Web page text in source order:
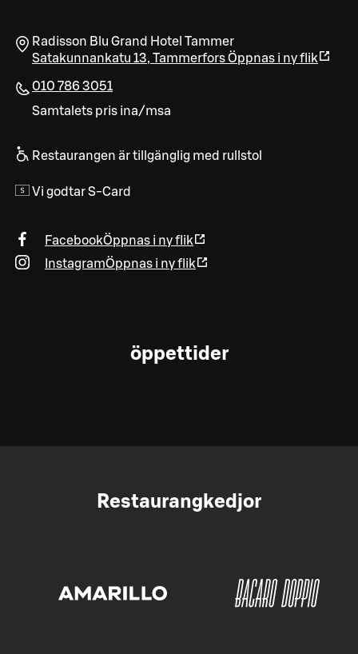
Radisson Blu Grand Hotel Tammer
Satakunnankatu 13, TammerforsÖppnas i ny flik
010 786 3051
Samtalets pris ina/msa
Restaurangen är tillgänglig med rullstol
Vi godtar S-Card
FacebookÖppnas i ny flik
InstagramÖppnas i ny flik
öppettider
Restaurangkedjor